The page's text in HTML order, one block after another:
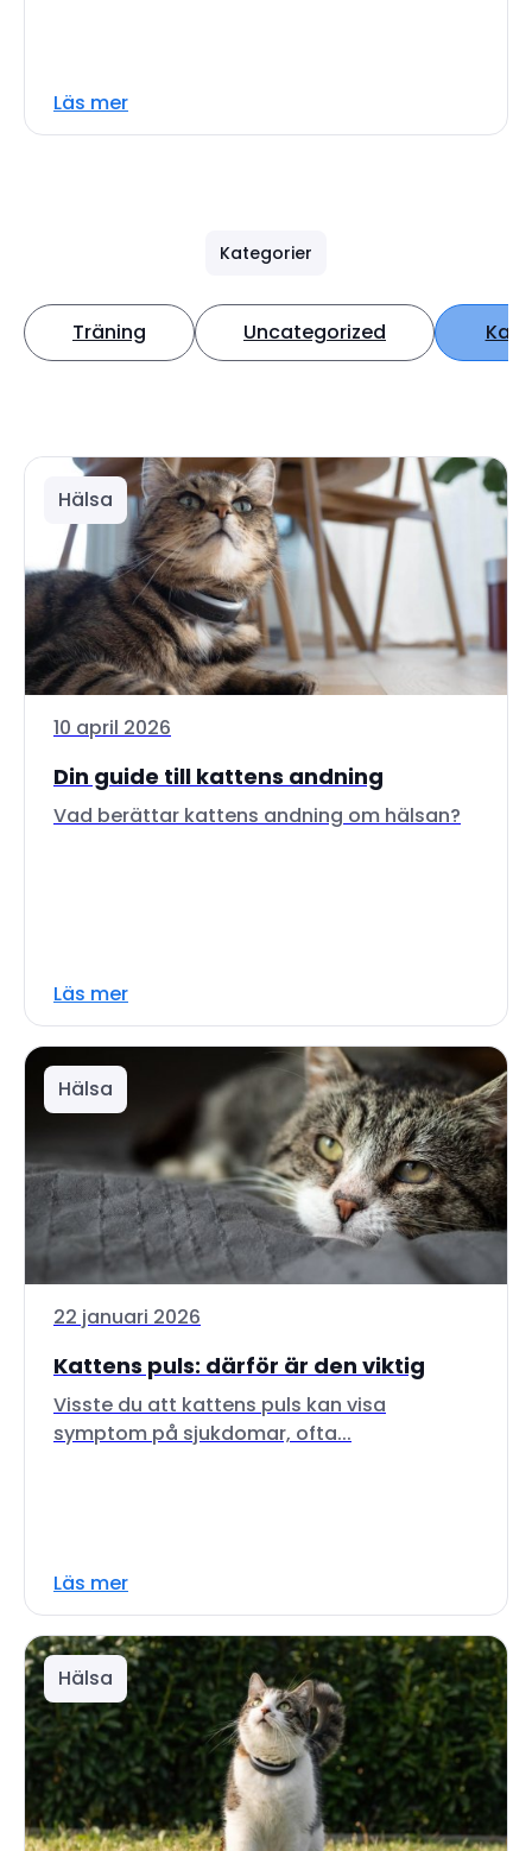
Läs mer
Kategorier
Träning Uncategorized Katt
Hälsa
10 april 2026
Din guide till kattens andning
Vad berättar kattens andning om hälsan?
Läs mer
Hälsa
22 januari 2026
Kattens puls: därför är den viktig
Visste du att kattens puls kan visa
symptom på sjukdomar, ofta...
Läs mer
Hälsa